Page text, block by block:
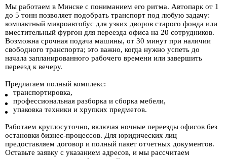
Мы работаем в Минске с пониманием его ритма. Автопарк от 1
до 5 тонн позволяет подобрать транспорт под любую задачу:
компактный микроавтобус для узких дворов старого фонда или
вместительный фургон для переезда офиса на 20 сотрудников.
Возможна срочная подача машины, от 30 минут при наличии
свободного транспорта; это важно, когда нужно успеть до
начала запланированного рабочего времени или завершить
переезд к вечеру.
Предлагаем полный комплекс:
транспортировка,
профессиональная разборка и сборка мебели,
упаковка техники и хрупких предметов.
Работаем круглосуточно, включая ночные переезды офисов без
остановки бизнес-процессов. Для юридических лиц
предоставляем договор и полный пакет отчетных документов.
Оставьте заявку с указанием адресов, и мы рассчитаем